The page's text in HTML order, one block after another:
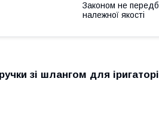
Законом не
належної якості
зі шлангом для